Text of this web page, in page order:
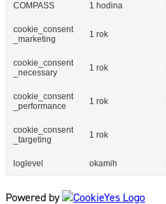
COMPASS 1 hodina
cookie_consent
_marketing
1 rok
cookie_consent
_necessary
1 rok
cookie_consent
_performance
1 rok
cookie_consent
_targeting
1 rok
loglevel okamih
Powered by